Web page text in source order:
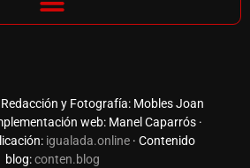
y Fotografía: Mobles Joan
web: Manel Caparrós ·
igualada.online · Contenido
blog:conten.blog